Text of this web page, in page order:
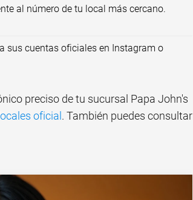
al número de tu local más cercano.
sus cuentas oficiales en Instagram o
preciso de tu sucursal Papa John's
oficial . También puedes consultar